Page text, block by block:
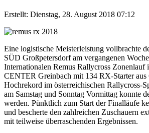
Erstellt: Dienstag, 28. August 2018 07:12
Eine logistische Meisterleistung vollbrachte
SÜD Großpetersdorf am vergangenen
Internationalen Remus Rallycross
CENTER Greinbach mit 134 RX-Starter
Hochrekord im österreichischen Rallycross-
am Samstag und Sonntag Vormittag konnte
werden. Pünktlich zum Start der Finalläufe
und bescherte den zahlreichen Zuschauern
mit teilweise überraschenden Ergebnissen.